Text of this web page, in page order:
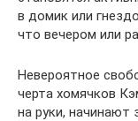
в домик или
что вечером или
Невероятное
черта хомячков
на руки, начинают